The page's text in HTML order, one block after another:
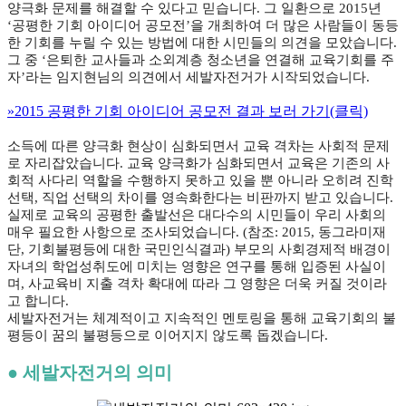
양극화 문제를 해결할 수 있다고 믿습니다. 그 일환으로 2015년
‘공평한 기회 아이디어 공모전’을 개최하여 더 많은 사람들이 동등
한 기회를 누릴 수 있는 방법에 대한 시민들의 의견을 모았습니다.
그 중 ‘은퇴한 교사들과 소외계층 청소년을 연결해 교육기회를 주
자’라는 임지현님의 의견에서 세발자전거가 시작되었습니다.
»2015 공평한 기회 아이디어 공모전 결과 보러 가기(클릭)
소득에 따른 양극화 현상이 심화되면서 교육 격차는 사회적 문제
로 자리잡았습니다. 교육 양극화가 심화되면서 교육은 기존의 사
회적 사다리 역할을 수행하지 못하고 있을 뿐 아니라 오히려 진학
선택, 직업 선택의 차이를 영속화한다는 비판까지 받고 있습니다.
실제로 교육의 공평한 출발선은 대다수의 시민들이 우리 사회의
매우 필요한 사항으로 조사되었습니다. (참조: 2015, 동그라미재
단, 기회불평등에 대한 국민인식결과) 부모의 사회경제적 배경이
자녀의 학업성취도에 미치는 영향은 연구를 통해 입증된 사실이
며, 사교육비 지출 격차 확대에 따라 그 영향은 더욱 커질 것이라
고 합니다.
세발자전거는 체계적이고 지속적인 멘토링을 통해 교육기회의 불
평등이 꿈의 불평등으로 이어지지 않도록 돕겠습니다.
● 세발자전거의 의미